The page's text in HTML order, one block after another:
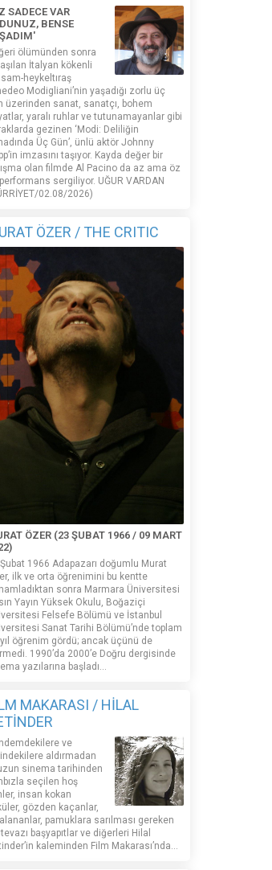
SADECE VAR
BENSE
ölümünden sonra
İtalyan kökenli
heykeltıraş
Modigliani’nin yaşadığı zorlu üç
üzerinden sanat, sanatçı, bohem
yaralı ruhlar ve tutunamayanlar gibi
gezinen ‘Modi: Deliliğin
Üç Gün’, ünlü aktör Johnny
imzasını taşıyor. Kayda değer bir
olan filmde Al Pacino da az ama öz
sergiliyor. UĞUR VARDAN
02.08/2026)
ÖZER / THE CRITIC
ÖZER (23 ŞUBAT 1966 / 09 MART
1966 Adapazarı doğumlu Murat
ilk ve orta öğrenimini bu kentte
sonra Marmara Üniversitesi
Yayın Yüksek Okulu, Boğaziçi
Felsefe Bölümü ve İstanbul
Sanat Tarihi Bölümü’nde toplam
öğrenim gördü; ancak üçünü de
1990’da 2000’e Doğru dergisinde
yazılarına başladı...
MAKARASI / HİLAL
ve
aldırmadan
sinema tarihinden
seçilen hoş
insan kokan
gözden kaçanlar,
pamuklara sarılması gereken
başyapıtlar ve diğerleri Hilal
kaleminden Film Makarası’nda…